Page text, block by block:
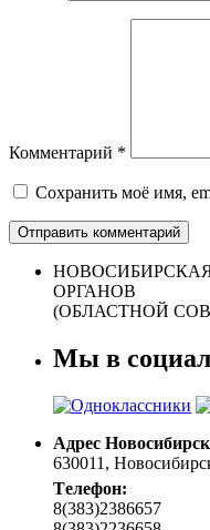
Комментарий *
Сохранить моё имя,
ОРГАНОВ
(ОБЛАСТНОЙ
Мы в
Адрес
630011,
Tелефон:
8(383)2386657